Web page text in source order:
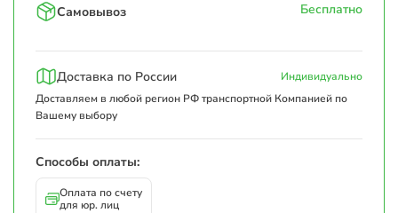
Самовывоз Бесплатно
Доставка по России
Индивидуально
Доставляем в любой регион РФ транспортной Компанией по
Вашему выбору
Способы оплаты:
Оплата по счету
для юр. лиц